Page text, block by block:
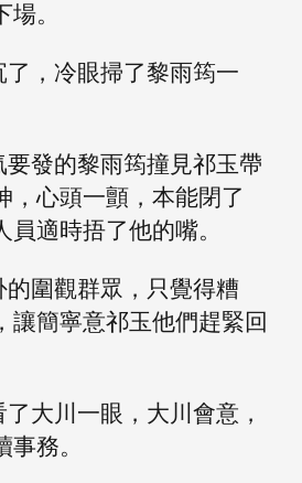
。
，冷眼掃了黎雨筠一
發的黎雨筠撞見祁玉帶
，心頭一顫，本能閉了
適時捂了他的嘴。
圍觀群眾，只覺得糟
讓簡寧意祁玉他們趕緊回
大川一眼，大川會意，
務。